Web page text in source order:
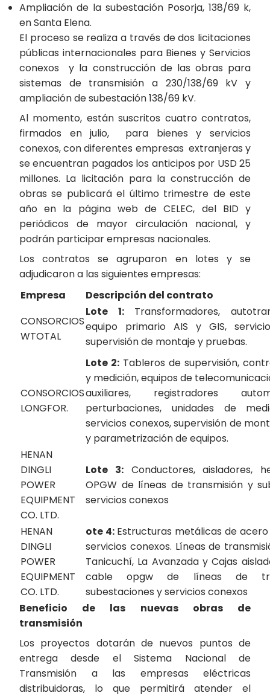
Ampliación de la subestación Posorja, 138/69 k,
en Santa Elena.
El proceso se realiza a través de dos licitaciones
públicas internacionales para Bienes y Servicios
conexos y la construcción de las obras para
sistemas de transmisión a 230/138/69 kV y
ampliación de subestación 138/69 kV.
Al momento, están suscritos cuatro contratos,
firmados en julio, para bienes y servicios
conexos, con diferentes empresas extranjeras y
se encuentran pagados los anticipos por USD 25
millones. La licitación para la construcción de
obras se publicará el último trimestre de este
año en la página web de CELEC, del BID y
periódicos de mayor circulación nacional, y
podrán participar empresas nacionales.
Los contratos se agruparon en lotes y se
adjudicaron a las siguientes empresas:
Empresa
Descripción del contrato
CONSORCIOS
WTOTAL
Lote 1:Transformadores,
equipo primario AIS y GIS,
supervisión de montaje y pruebas.
CONSORCIOS
LONGFOR.
Lote 2: Tableros de supervisión,
y medición, equipos de
auxiliares, registradores
perturbaciones, unidades de
servicios conexos, supervisión de
y parametrización de equipos.
HENAN
DINGLI
POWER
EQUIPMENT
CO. LTD.
Lote 3:Conductores, aisladores,
OPGW de líneas de transmisión y
servicios conexos
HENAN
DINGLI
POWER
EQUIPMENT
CO. LTD.
ote 4: Estructuras metálicas de
servicios conexos. Líneas de
Tanicuchí, La Avanzada y Cajas
cable opgw de líneas de
subestaciones y servicios conexos
Beneficio de las nuevas obras de
transmisión
Los proyectos dotarán de nuevos puntos de
entrega desde el Sistema Nacional de
Transmisión a las empresas eléctricas
distribuidoras, lo que permitirá atender el